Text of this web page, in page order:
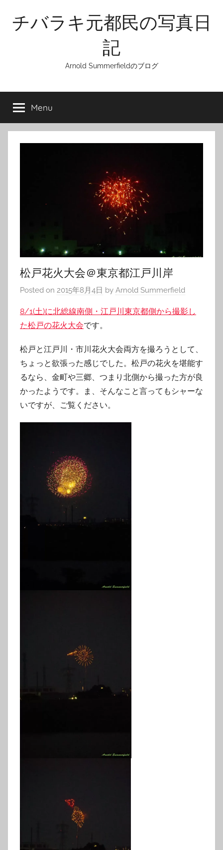
content
チバラキ元都民の写真日
記
Arnold Summerfieldのブログ
Menu
松戸花火大会＠東京都江戸川岸
Posted on 2015年8月4日 by Arnold Summerfield
8/1(土)に北総線南側・江戸川東京都側から撮影し
た松戸の花火大会です。
松戸と江戸川・市川花火大会両方を撮ろうとして、
ちょっと欲張った感じでした。松戸の花火を堪能す
るなら、金町や三郷、つまり北側から撮った方が良
かったようです。ま、そんなこと言ってもシャーな
いですが、ご覧ください。